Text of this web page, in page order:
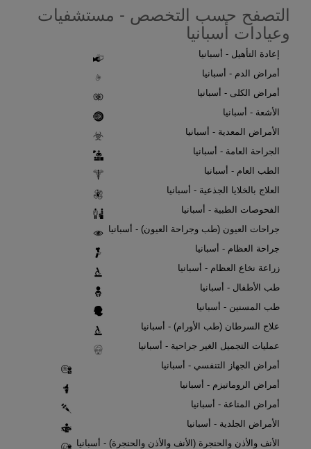
التصفح حسب التخصص - مستشفيات
وعيادات أسبانيا
إعادة التأهيل - أسبانيا
أمراض الدم - أسبانيا
أمراض الكلى - أسبانيا
الأشعة - أسبانيا
الأمراض المعدية - أسبانيا
الجراحة العامة - أسبانيا
الطب العام - أسبانيا
العلاج بالخلايا الجذعية - أسبانيا
الفحوصات الطبية - أسبانيا
جراحات العيون (طب وجراحة العيون) - أسبانيا
جراحة العظام - أسبانيا
زراعة نخاع العظام - أسبانيا
طب الأطفال - أسبانيا
طب المسنين - أسبانيا
علاج السرطان (طب الأورام) - أسبانيا
عمليات التجميل الغير جراحية - أسبانيا
أمراض الجهاز التنفسي - أسبانيا
أمراض الروماتيزم - أسبانيا
أمراض المناعة - أسبانيا
الأمراض الجلدية - أسبانيا
الأنف والأذن والحنجرة (الأنف والأذن والحنجرة) - أسبانيا